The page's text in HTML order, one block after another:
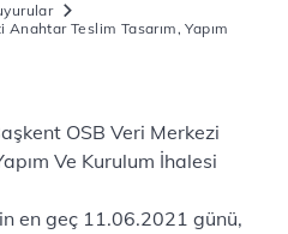
Teslim Tasarım, Yapım
OSB Veri Merkezi
Ve Kurulum İhalesi
en geç 11.06.2021 günü,